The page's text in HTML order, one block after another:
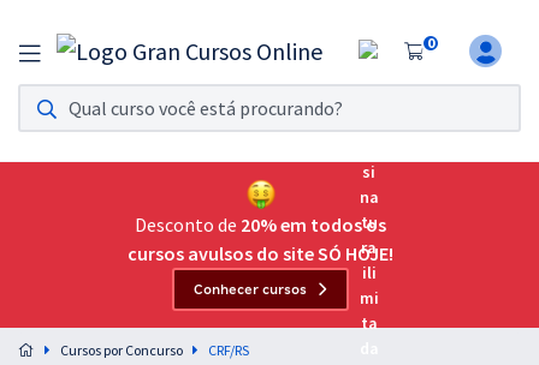
0
Assinatura Ilimitada 11
Acesso a todos os cursos. Teste grátis por 7 dias!
Assinatura OAB Até Passar
Acesso ilimitado a toda preparação para o Exame da
Preparação completa e intensiva para as principais
residências em saúde do Brasil
Desconto de 20% em todos os
cursos avulsos do site SÓ HOJE!
Conhecer cursos
Cursos por Concurso CRF/RS